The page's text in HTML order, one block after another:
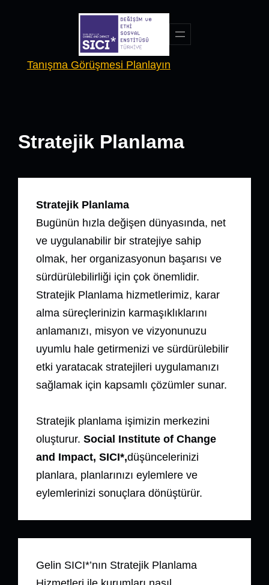
Tanışma Görüşmesi Planlayın
Stratejik Planlama
Stratejik Planlama
Bugünün hızla değişen dünyasında, net
ve uygulanabilir bir stratejiye sahip
olmak, her organizasyonun başarısı ve
sürdürülebilirliği için çok önemlidir.
Stratejik Planlama hizmetlerimiz, karar
alma süreçlerinizin karmaşıklıklarını
anlamanızı, misyon ve vizyonunuzu
uyumlu hale getirmenizi ve sürdürülebilir
etki yaratacak stratejileri uygulamanızı
sağlamak için kapsamlı çözümler sunar.
Stratejik planlama işimizin merkezini
oluşturur. Social Institute of Change
and Impact, SICI*,düşüncelerinizi
planlara, planlarınızı eylemlere ve
eylemlerinizi sonuçlara dönüştürür.
Gelin SICI*’nın Stratejik Planlama